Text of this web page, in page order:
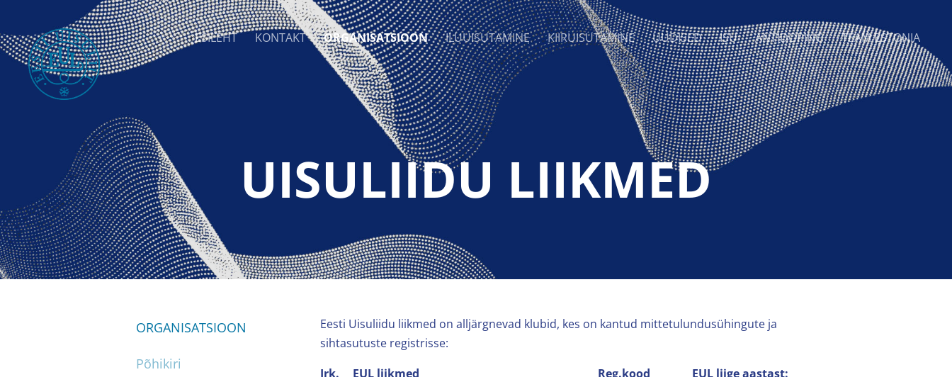
ESILEHT KONTAKT ORGANISATSIOON ILUUISUTAMINE KIIRUISUTAMINE UUDISED ISU ANTIDOPING TEAM ESTONIA
UISULIIDU LIIKMED
ORGANISATSIOON
Põhikiri
Eesti Uisuliidu liikmed on alljärgnevad klubid, kes on kantud mittetulundusühingute ja
sihtasutuste registrisse:
Jrk.
EUL liikmed Reg.kood
EUL liige aastast: